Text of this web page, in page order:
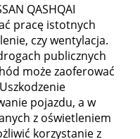
QASHQAI
pracę istotnych
czy wentylacja.
publicznych
może zaoferować
pojazdu, a w
z oświetleniem
korzystanie z